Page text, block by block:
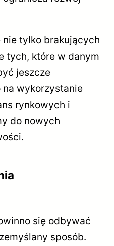
tylko brakujących
tych, które w danym
jeszcze
wykorzystanie
rynkowych i
do nowych
się odbywać
sposób.